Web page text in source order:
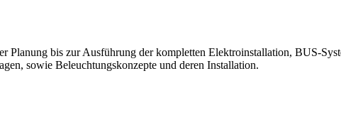
Planung bis zur Ausführung der kompletten Elektroinstallation, BUS-
sowie Beleuchtungskonzepte und deren Installation.